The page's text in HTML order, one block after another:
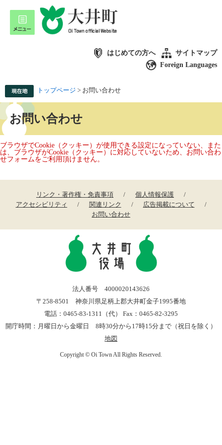
はじめての方へ
サイトマップ
Foreign Languages
トップページ > お問い合わせ
お問い合わせ
ブラウザでCookie（クッキー）が使用できる設定になっていない、また
は、ブラウザがCookie（クッキー）に対応していないため、お問い合わ
せフォームをご利用頂けません。
リンク・著作権・免責事項
個人情報保護
アクセシビリティ
関連リンク
広告掲載について
お問い合わせ
法人番号 4000020143626
〒258-8501 神奈川県足柄上郡大井町金子1995番地
電話：0465-83-1311（代） Fax：0465-82-3295
開庁時間：月曜日から金曜日 8時30分から17時15分まで（祝日を除く）
地図
Copyright © Oi Town All Rights Reserved.